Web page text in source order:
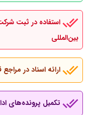
استفاده در ثبت
بین‌المللی
ارائه اسناد در
تکمیل پرونده‌های